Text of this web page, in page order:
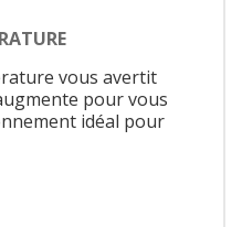
vous avertit
pour vous
idéal pour